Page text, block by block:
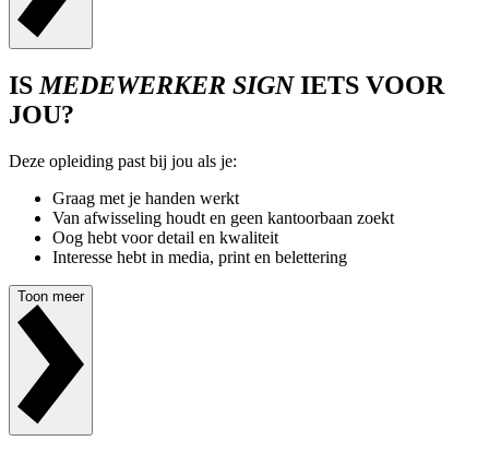
IS MEDEWERKER SIGNIETS VOOR
JOU?
Deze opleiding past bij jou als je:
Graag met je handen werkt
Van afwisseling houdt en geen kantoorbaan zoekt
Oog hebt voor detail en kwaliteit
Interesse hebt in media, print en belettering
Toon meer